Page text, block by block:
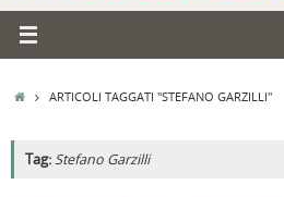
HOMEARTICOLI TAGGATI "STEFANO GARZILLI"
Tag:Stefano Garzilli